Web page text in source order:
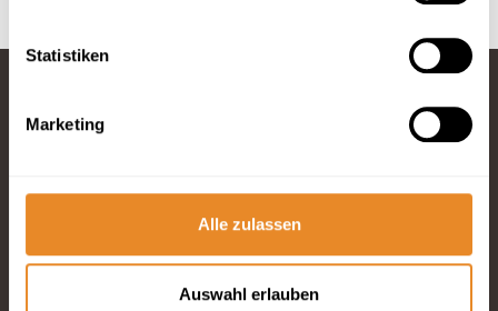
Statistiken
Marketing
Alle zulassen
Auswahl erlauben
Fragen und
Telefon: 04834
E-Mail schreiben